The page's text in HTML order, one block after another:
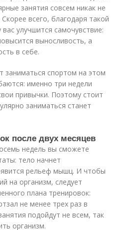
занятия совсем никак не
всего, благодаря такой
улучшится самочувствие:
выносливость, а
в себе.
спортом на этом
именно три недели
привычки. Поэтому стоит
заниматься станет
после двух месяцев
недель вы сможете
тело начнет
рельеф мышц. И чтобы
на организм, следует
плана тренировок:
не менее трех раз в
подойдут не всем, так
организм.